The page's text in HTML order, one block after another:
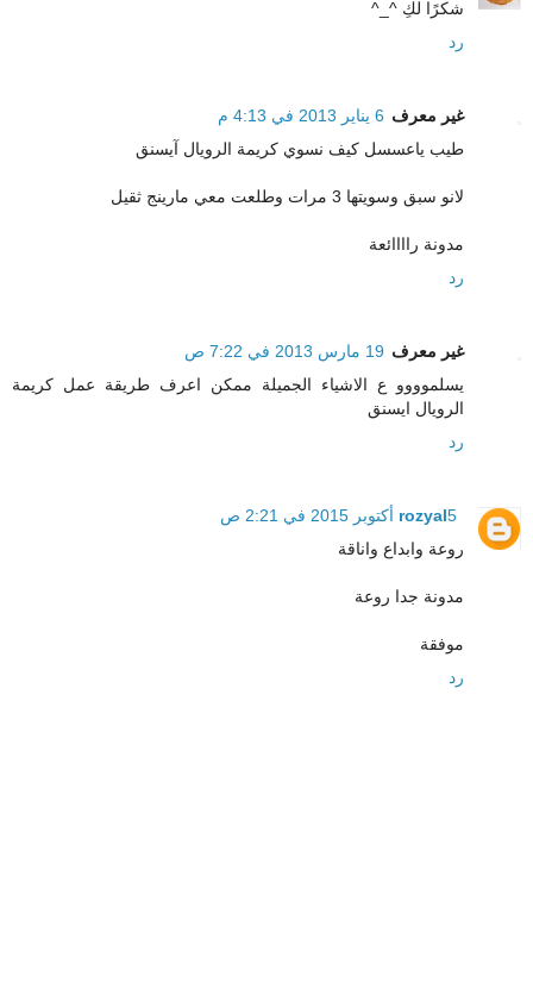
شكرًا لكِ ^_^
رد
غير معرف 6 يناير 2013 في 4:13 م
طيب ياعسسل كيف نسوي كريمة الرويال آيسنق
لانو سبق وسويتها 3 مرات وطلعت معي مارينج ثقيل
مدونة راااائعة
رد
غير معرف 19 مارس 2013 في 7:22 ص
يسلموووو ع الاشياء الجميلة ممكن اعرف طريقة عمل كريمة
الرويال ايسنق
رد
rozyal5 أكتوبر 2015 في 2:21 ص
روعة وابداع واناقة
مدونة جدا روعة
موفقة
رد